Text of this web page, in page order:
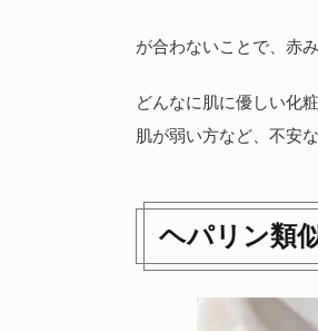
が合わないことで、赤
どんなに肌に優しい化
肌が弱い方など、不安
ヘパリン類